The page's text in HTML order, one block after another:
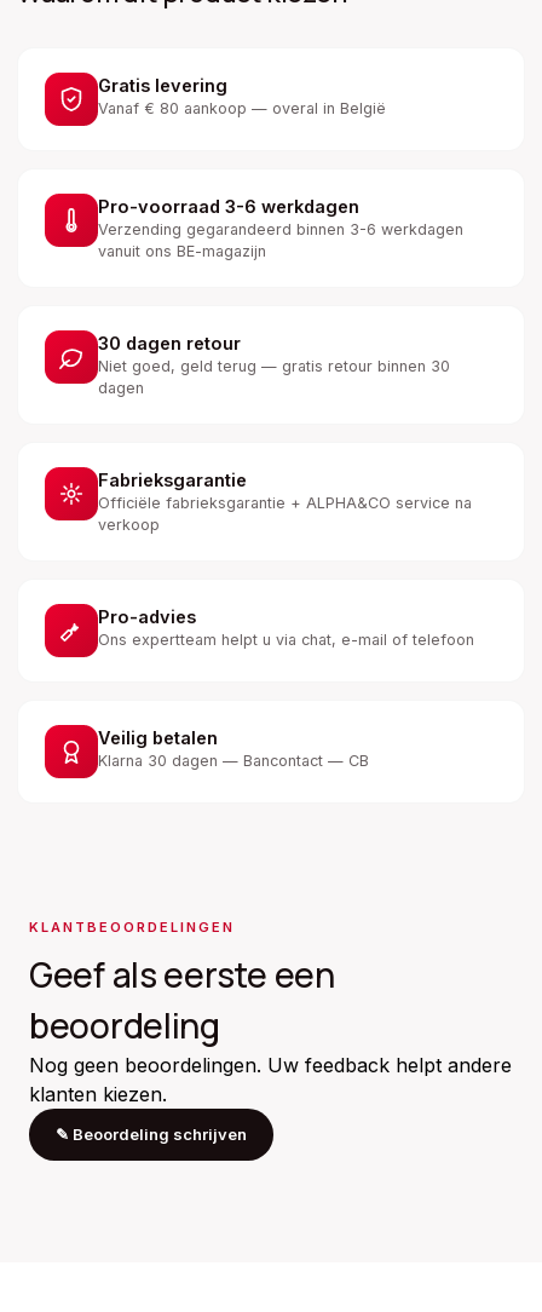
Gratis levering
Vanaf € 80 aankoop — overal in België
Pro-voorraad 3-6 werkdagen
Verzending gegarandeerd binnen 3-6 werkdagen
vanuit ons BE-magazijn
30 dagen retour
Niet goed, geld terug — gratis retour binnen 30
dagen
Fabrieksgarantie
Officiële fabrieksgarantie + ALPHA&CO service na
verkoop
Pro-advies
Ons expertteam helpt u via chat, e-mail of telefoon
Veilig betalen
Klarna 30 dagen — Bancontact — CB
KLANTBEOORDELINGEN
Geef als eerste een
beoordeling
Nog geen beoordelingen. Uw feedback helpt andere
klanten kiezen.
✎ Beoordeling schrijven